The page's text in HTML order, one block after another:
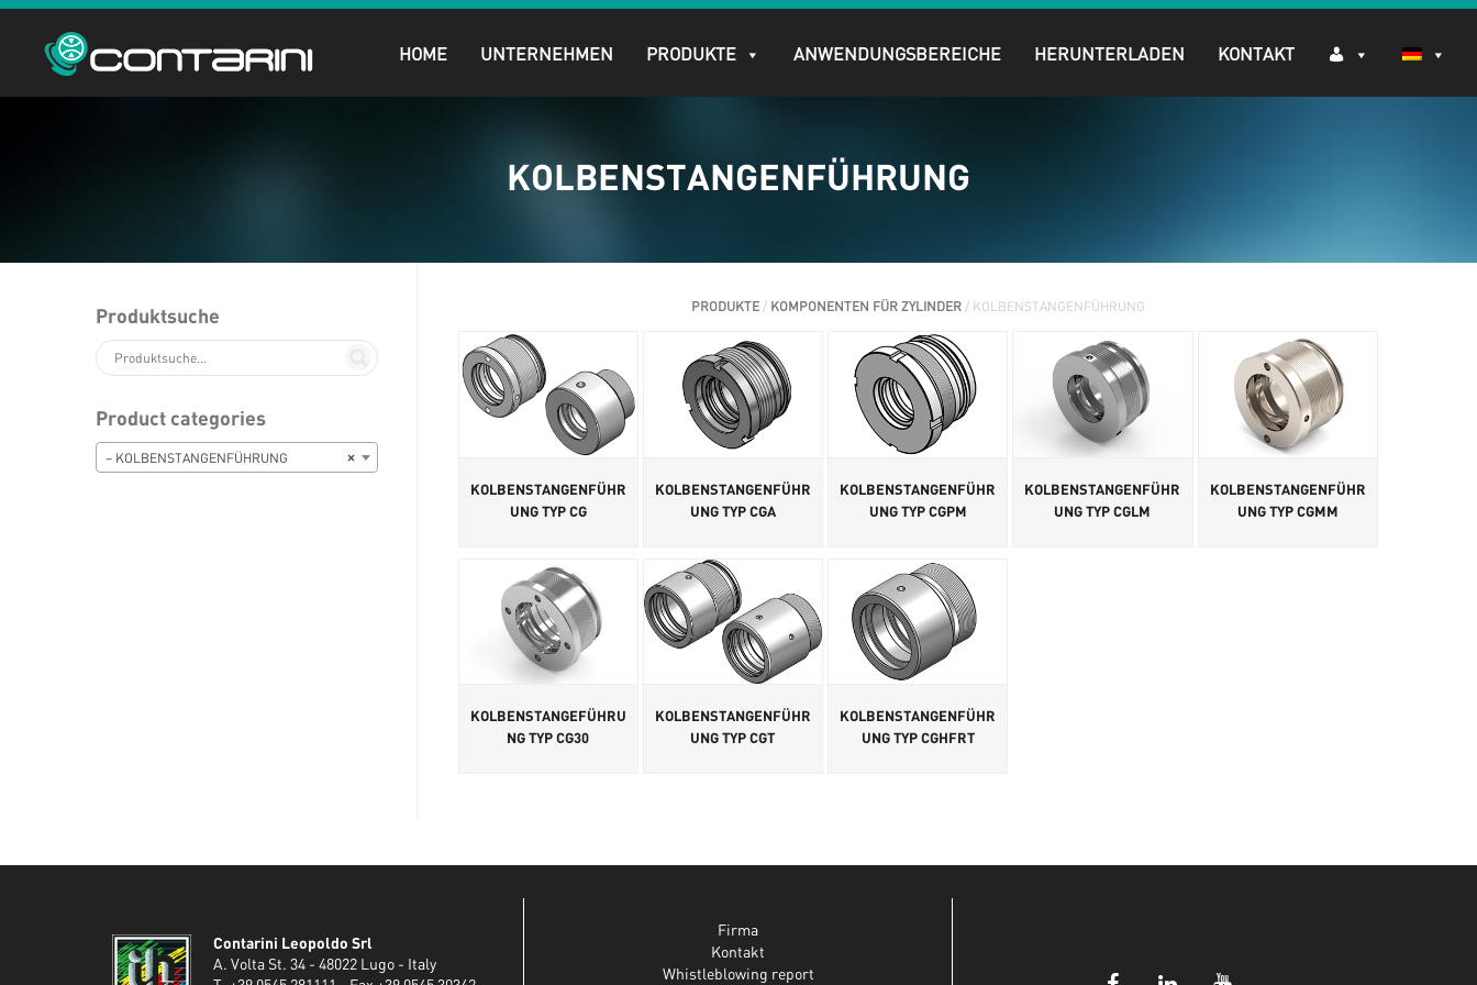
HOME UNTERNEHMEN PRODUKTE ANWENDUNGSBEREICHE HERUNTERLADEN KONTAKT
KOLBENSTANGENFÜHRUNG
PRODUKTE/ KOMPONENTEN FÜR ZYLINDER/ KOLBENSTANGENFÜHRUNG
KOLBENSTANGENFÜHR
UNG TYP CG
KOLBENSTANGENFÜHR
UNG TYP CGA
KOLBENSTANGENFÜHR
UNG TYP CGPM
KOLBENSTANGENFÜHR
UNG TYP CGLM
KOLBENSTANGENFÜHR
UNG TYP CGMM
KOLBENSTANGEFÜHRU
NG TYP CG30
KOLBENSTANGENFÜHR
UNG TYP CGT
KOLBENSTANGENFÜHR
UNG TYP CGHFRT
Produktsuche
Product categories
×
– KOLBENSTANGENFÜHRUNG
Contarini Leopoldo Srl
A. Volta St. 34 - 48022 Lugo - Italy
Firma
Kontakt
Whistleblowing report